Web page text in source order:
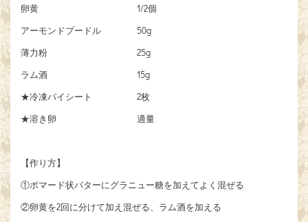
卵黄 1/2個
アーモンドプードル 50g
薄力粉 25g
ラム酒 15g
★冷凍パイシート 2枚
★溶き卵 適量
【作り方】
①ポマード状バターにグラニュー糖を加えてよく混ぜる
②卵黄を2回に分けて加え混ぜる、ラム酒を加える